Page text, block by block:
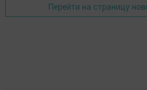
Перейти на страницу